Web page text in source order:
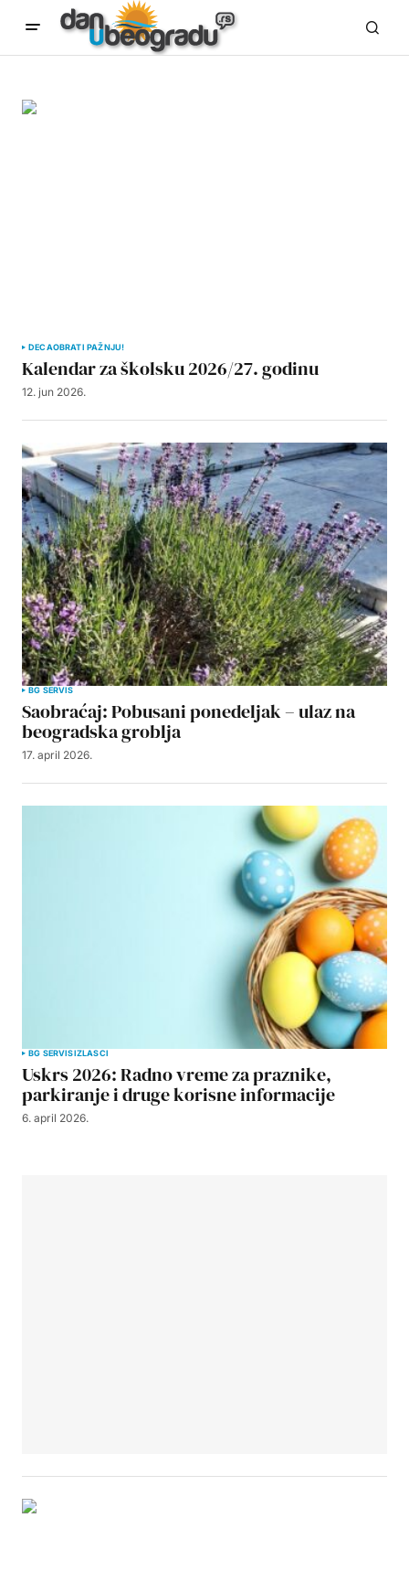
DECAOBRATI PAŽNJU!
Kalendar za školsku 2026/27. godinu
12. jun 2026.
BG SERVIS
Saobraćaj: Pobusani ponedeljak – ulaz na
beogradska groblja
17. april 2026.
BG SERVISIZLASCI
Uskrs 2026: Radno vreme za praznike,
parkiranje i druge korisne informacije
6. april 2026.